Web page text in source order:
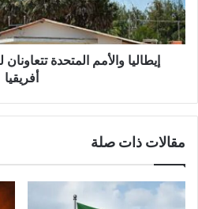
إيطاليا والأمم المتحدة
أفريقيا
مقالات ذات صلة